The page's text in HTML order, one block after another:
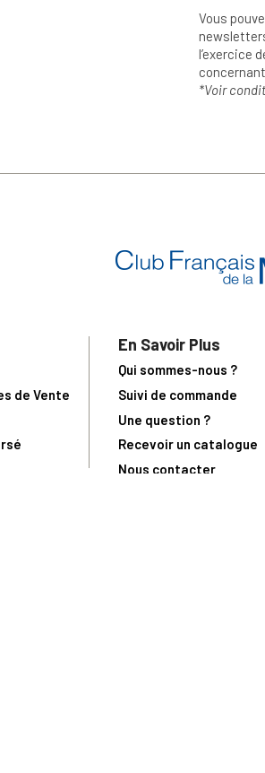
Vous
l’exercice
concernant
*Voir
de Vente
En Savoir Plus
Qui sommes-nous ?
Suivi de commande
Une question ?
Recevoir un catalogue
Nous contacter